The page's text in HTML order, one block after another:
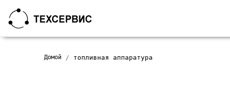
Домой топливная аппаратура